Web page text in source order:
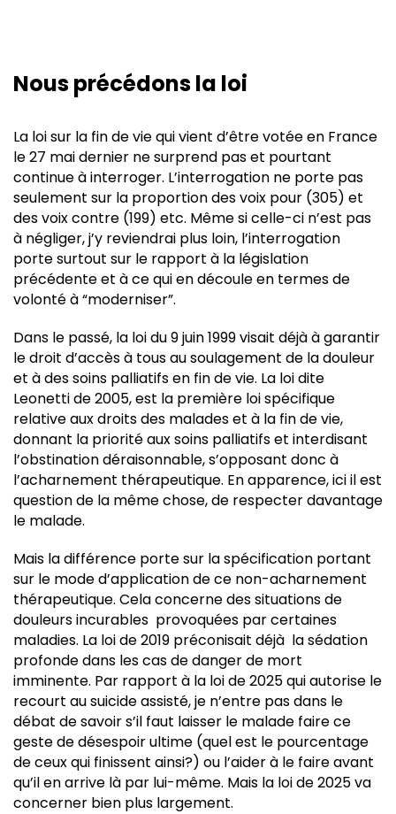
Nous précédons la loi
La loi sur la fin de vie qui vient d’être votée en France
le 27 mai dernier ne surprend pas et pourtant
continue à interroger. L’interrogation ne porte pas
seulement sur la proportion des voix pour (305) et
des voix contre (199) etc. Même si celle-ci n’est pas
à négliger, j’y reviendrai plus loin, l’interrogation
porte surtout sur le rapport à la législation
précédente et à ce qui en découle en termes de
volonté à “moderniser”.
Dans le passé, la loi du 9 juin 1999 visait déjà à garantir
le droit d’accès à tous au soulagement de la douleur
et à des soins palliatifs en fin de vie. La loi dite
Leonetti de 2005, est la première loi spécifique
relative aux droits des malades et à la fin de vie,
donnant la priorité aux soins palliatifs et interdisant
l’obstination déraisonnable, s’opposant donc à
l’acharnement thérapeutique. En apparence, ici il est
question de la même chose, de respecter davantage
le malade.
Mais la différence porte sur la spécification portant
sur le mode d’application de ce non-acharnement
thérapeutique. Cela concerne des situations de
douleurs incurables provoquées par certaines
maladies. La loi de 2019 préconisait déjà la sédation
profonde dans les cas de danger de mort
imminente. Par rapport à la loi de 2025 qui autorise le
recourt au suicide assisté, je n’entre pas dans le
débat de savoir s’il faut laisser le malade faire ce
geste de désespoir ultime (quel est le pourcentage
de ceux qui finissent ainsi?) ou l’aider à le faire avant
qu’il en arrive là par lui-même. Mais la loi de 2025 va
concerner bien plus largement.